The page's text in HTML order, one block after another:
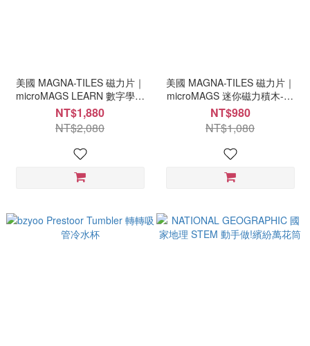
美國 MAGNA-TILES 磁力片｜
microMAGS LEARN 數字學習
56 片組 (早教數學/幼兒啟蒙/幼
小銜接)
NT$1,880
NT$2,080
美國 MAGNA-TILES 磁力片｜
microMAGS 迷你磁力積木-春
季花園 24片隨身旅行組(附收納
鐵盒/兔子公仔)
NT$980
NT$1,080